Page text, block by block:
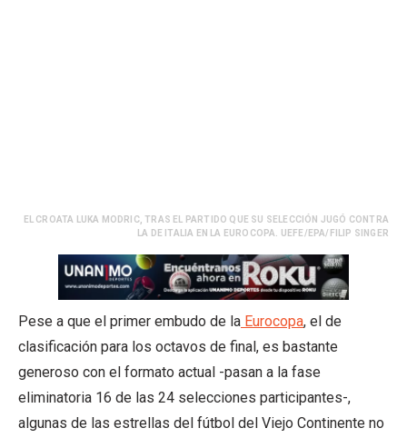
EL CROATA LUKA MODRIC, TRAS EL PARTIDO QUE SU SELECCIÓN JUGÓ CONTRA
LA DE ITALIA EN LA EUROCOPA. UEFE/EPA/FILIP SINGER
Pese a que el primer embudo de la Eurocopa, el de
clasificación para los octavos de final, es bastante
generoso con el formato actual -pasan a la fase
eliminatoria 16 de las 24 selecciones participantes-,
algunas de las estrellas del fútbol del Viejo Continente no